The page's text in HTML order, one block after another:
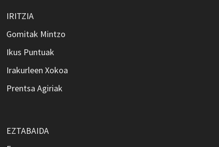
IRITZIA
Gomitak Mintzo
Ikus Puntuak
Irakurleen Xokoa
Prentsa Agiriak
EZTABAIDA